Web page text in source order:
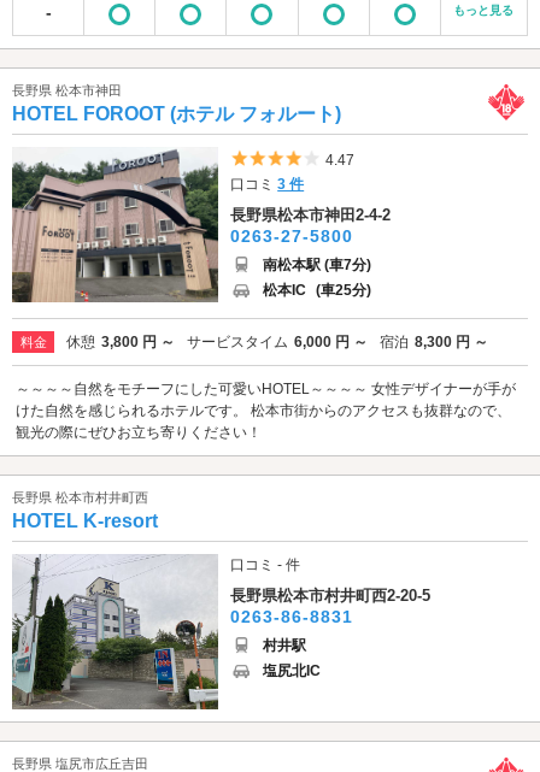
-
もっと見る
長野県 松本市神田
HOTEL FOROOT (ホテル フォルート)
5つ星のうち4
4.47
口コミ3 件
長野県松本市神田2-4-2
0263-27-5800
南松本駅 (車7分)
松本IC (車25分)
料金 休憩 3,800 円 ～ サービスタイム 6,000 円 ～ 宿泊 8,300 円 ～
～～～～自然をモチーフにした可愛いHOTEL～～～～ 女性デザイナーが手が
けた自然を感じられるホテルです。 松本市街からのアクセスも抜群なので、
観光の際にぜひお立ち寄りください！
長野県 松本市村井町西
HOTEL K-resort
口コミ - 件
長野県松本市村井町西2-20-5
0263-86-8831
村井駅
塩尻北IC
長野県 塩尻市広丘吉田